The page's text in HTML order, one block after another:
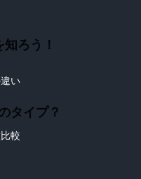
ろう！
い
タイプ？
較